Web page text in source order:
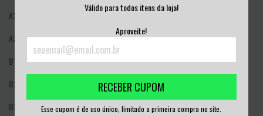
Válido para todos itens da loja!
Aproveite!
RECEBER CUPOM
Esse cupom é de uso único, limitado a primeira compra no site.
A2
A3
Soldado Do Morro
B1
De Homem Pra Homem
B2
B3
Marquinhos Cabeção (Remix)